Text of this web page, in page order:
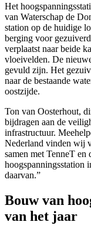
Het
van Waterschap de
station op de huidige
berging voor
verplaatst naar beide
vloeivelden. De
gevuld zijn. Het
naar de bestaande
oostzijde.
Ton van Oosterhout,
bijdragen aan de
infrastructuur.
Nederland vinden wij
samen met TenneT
hoogspanningsstation
daarvan.”
Bouw van
van het jaar